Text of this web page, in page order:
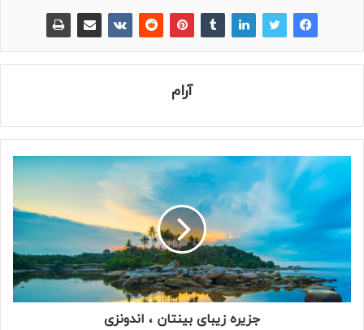
آرام
جزیره زیبای بینتان ، اندونزی